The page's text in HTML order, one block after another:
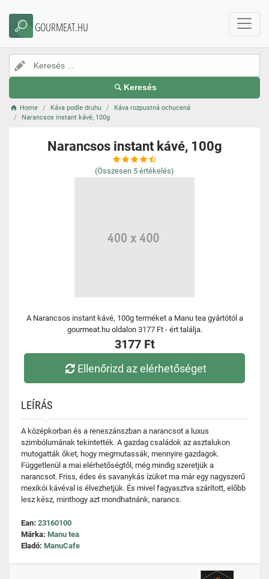
GOURMEAT.HU
Keresés
Home Káva podle druhu
Káva rozpustná ochucená
Narancsos instant kávé, 100g
Narancsos instant kávé, 100g
(Összesen 5 értékelés)
A Narancsos instant kávé, 100g terméket a Manu tea gyártótól a
gourmeat.hu oldalon 3177 Ft - ért találja.
3177 Ft
Ellenőrizd az elérhetőséget
LEÍRÁS
A középkorban és a reneszánszban a narancsot a luxus
szimbólumának tekintették. A gazdag családok az asztalukon
mutogatták őket, hogy megmutassák, mennyire gazdagok.
Függetlenül a mai elérhetőségtől, még mindig szeretjük a
narancsot. Friss, édes és savanykás ízüket ma már egy nagyszerű
mexikói kávéval is élvezhetjük. És mivel fagyasztva szárított, előbb
lesz kész, minthogy azt mondhatnánk, narancs.
Ean: 23160100
Márka: Manu tea
Eladó: ManuCafe